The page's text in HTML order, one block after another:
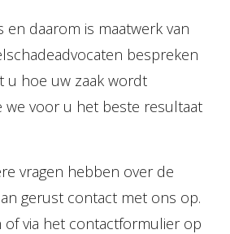
en daarom is maatwerk van
bespreken
u hoe uw zaak wordt
we voor u het beste resultaat
vragen hebben over de
gerust contact met ons op.
of via het contactformulier op